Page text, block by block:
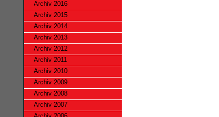
Archiv 2016
Archiv 2015
Archiv 2014
Archiv 2013
Archiv 2012
Archiv 2011
Archiv 2010
Archiv 2009
Archiv 2008
Archiv 2007